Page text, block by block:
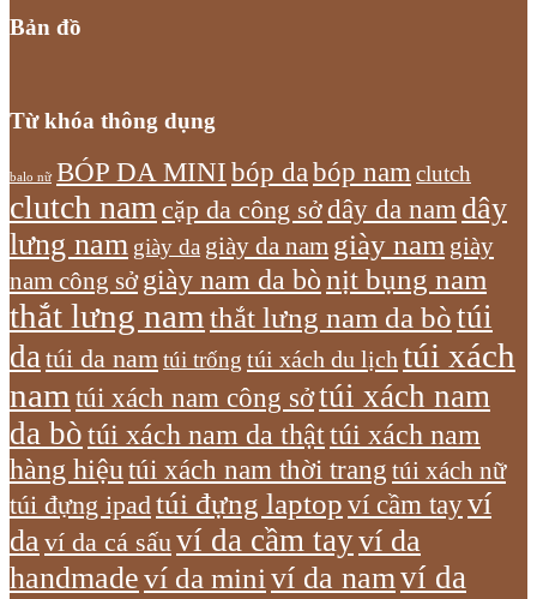
Bản đồ
Từ khóa thông dụng
balo nữ BÓP DA MINI bóp dabóp namclutch
clutch namcặp da công sởdây da namdây
lưng nam giày da giày da nam giày nam giày
nam công sở giày nam da bònịt bụng nam
thắt lưng namthắt lưng nam da bòtúi
datúi da namtúi trống túi xách du lịchtúi xách
nam túi xách nam công sởtúi xách nam
da bòtúi xách nam da thậttúi xách nam
hàng hiệutúi xách nam thời trang túi xách nữ
túi đựng ipadtúi đựng laptop ví cầm tayví
da ví da cá sấuví da cầm tayví da
handmadeví da miniví da namví da